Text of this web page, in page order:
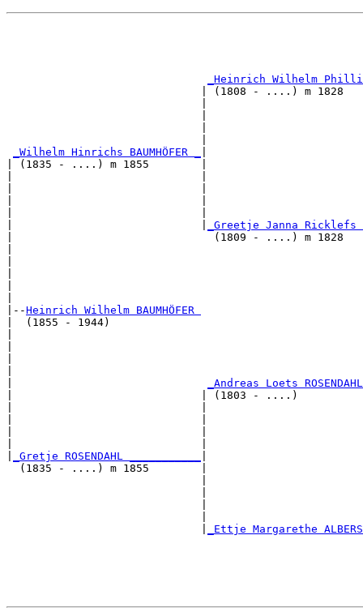
_Heinrich Wilhelm Phillips
| (1808 - ....) m 1828
_Wilhelm Hinrichs BAUMHÖFER _
| (1835 - ....) m 1855        |
_Greetje Janna Ricklefs
|                               (1809 - ....) m
|--Heinrich Wilhelm BAUMHÖFER
|  (1855 - 1944)
_Andreas Loets
|                             | (1803 - ....)
_Gretje ROSENDAHL ___________
  (1835 - ....) m 1855        |
_Ettje Margarethe